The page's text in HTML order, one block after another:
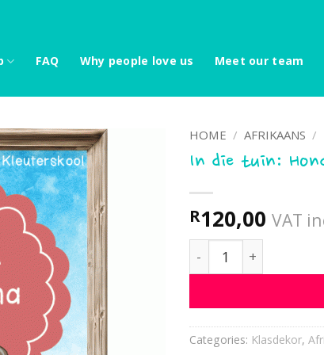
FAQ Why people love us Meet our team
HOME / AFRIKAANS /
In die tuin:
R120,00 VAT
In die tuin: Honde
Categories: Klasdekor,